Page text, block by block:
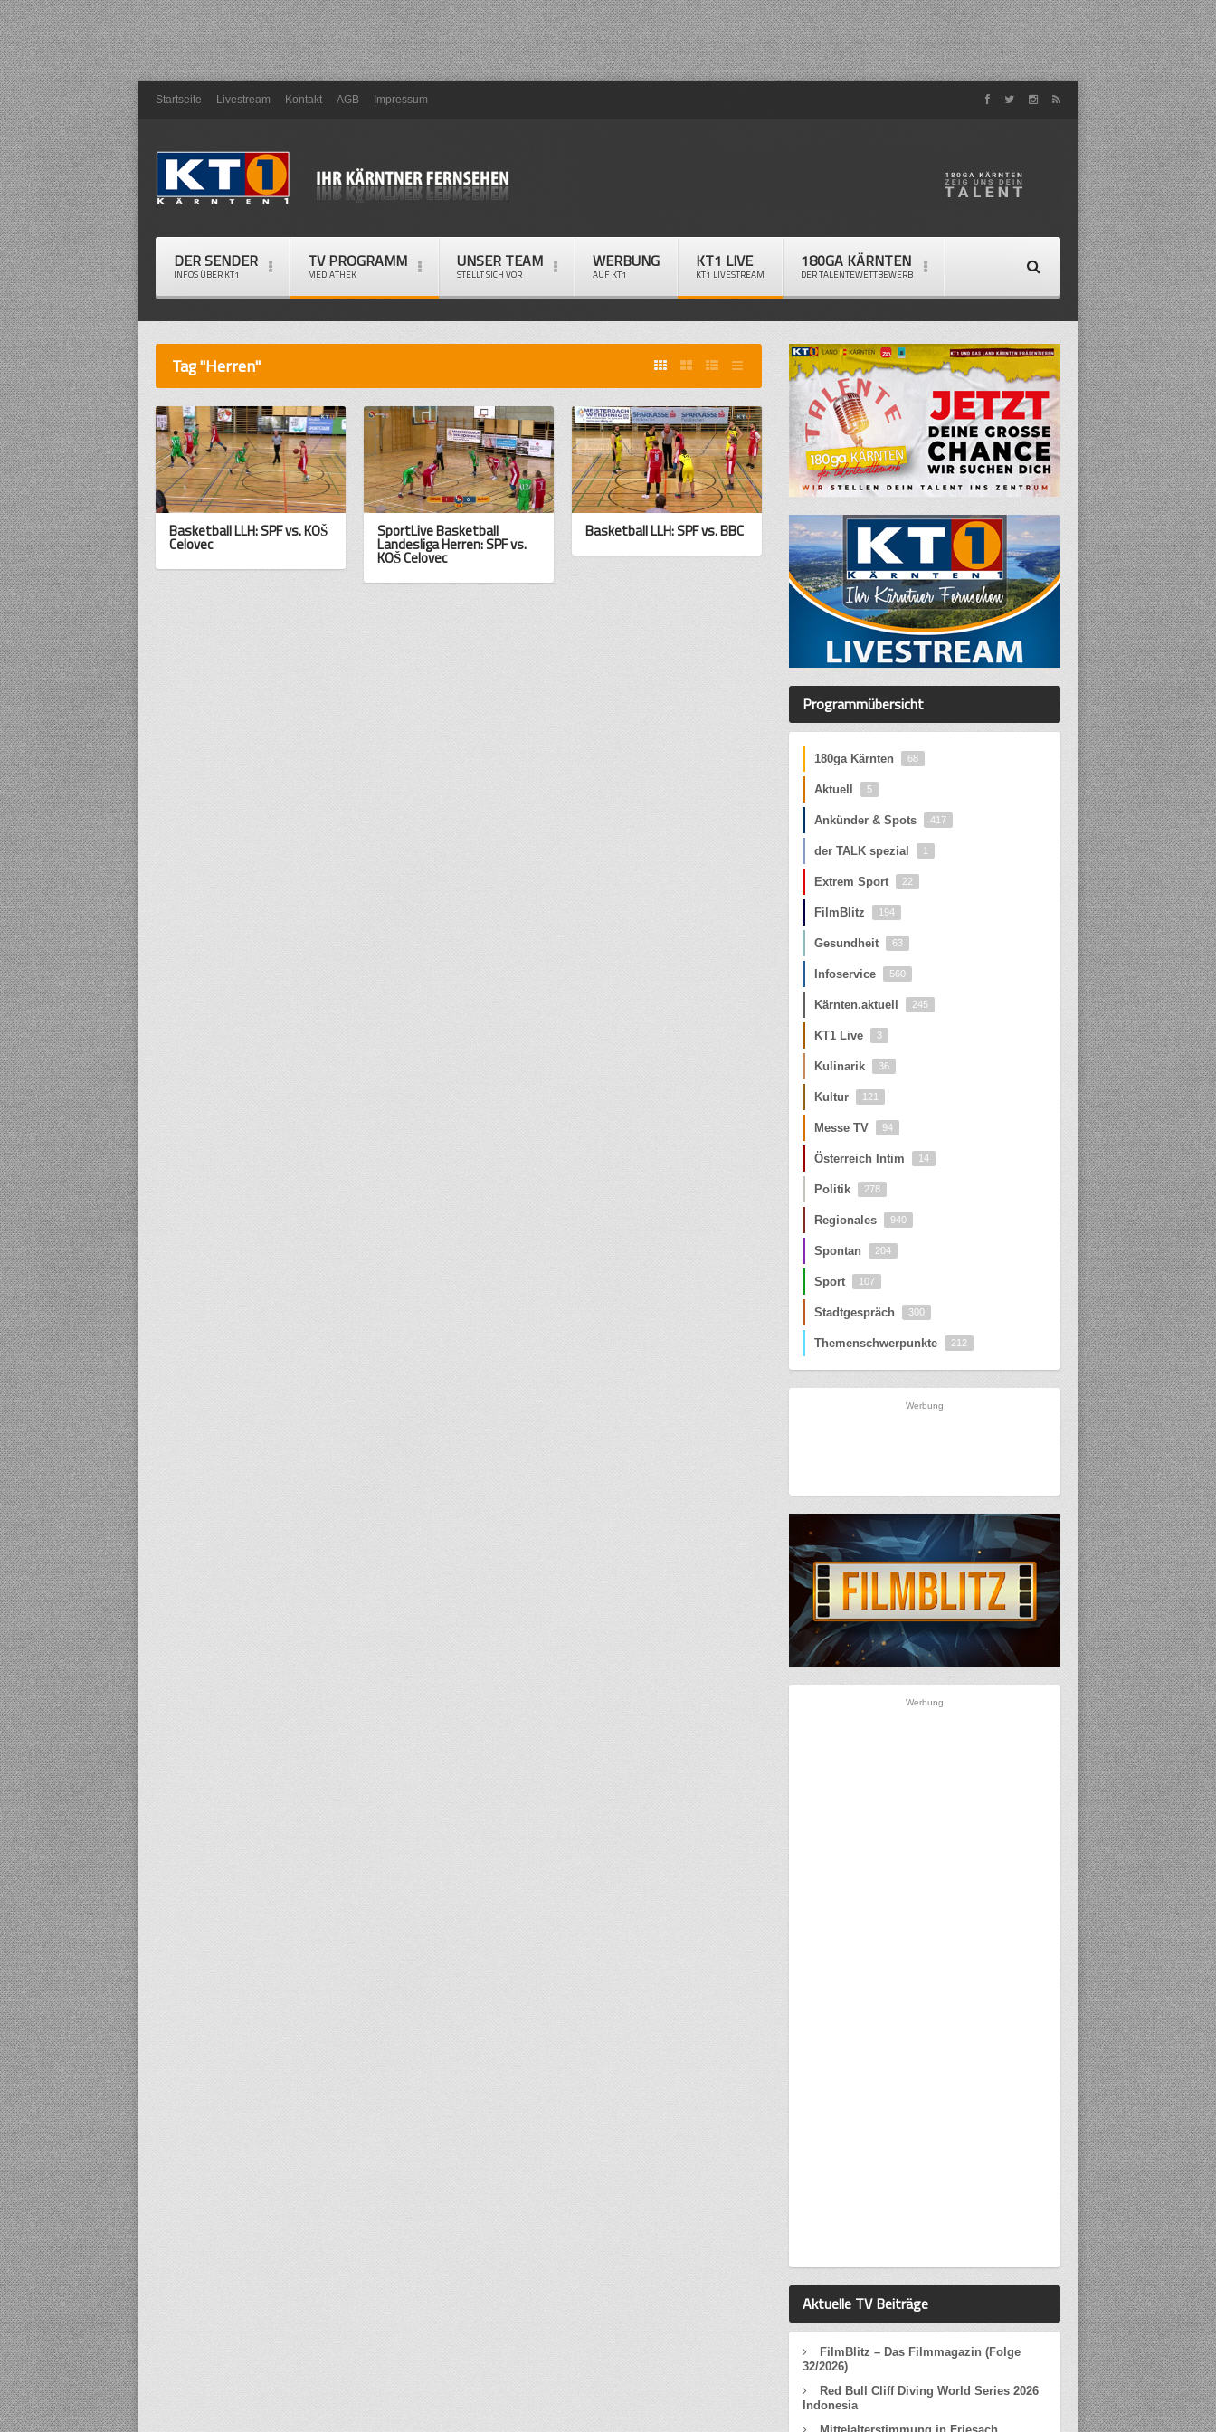
Startseite Livestream Kontakt AGB Impressum
DER SENDER
INFOS ÜBER KT1
TV PROGRAMM
MEDIATHEK
UNSER TEAM
STELLT SICH VOR
WERBUNG
AUF KT1
KT1 LIVE
KT1 LIVESTREAM
180GA KÄRNTEN
DER TALENTEWETTBEWERB
Tag "Herren"
Basketball LLH: SPF vs. KOŠ
Celovec
SportLive Basketball
Landesliga Herren: SPF vs.
KOŠ Celovec
Basketball LLH: SPF vs. BBC
Programmübersicht
180ga Kärnten 68
Aktuell 5
Ankünder & Spots 417
der TALK spezial 1
Extrem Sport 22
FilmBlitz 194
Gesundheit 63
Infoservice 560
Kärnten.aktuell 245
KT1 Live 3
Kulinarik 36
Kultur 121
Messe TV 94
Österreich Intim 14
Politik 278
Regionales 940
Spontan 204
Sport 107
Stadtgespräch 300
Themenschwerpunkte 212
Werbung
Werbung
Aktuelle TV Beiträge
FilmBlitz – Das Filmmagazin (Folge
32/2026)
Red Bull Cliff Diving World Series 2026
Indonesia